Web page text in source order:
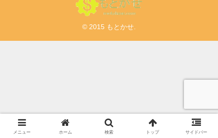
© 2015 もとかせ.
メニュー ホーム 検索 トップ サイドバー